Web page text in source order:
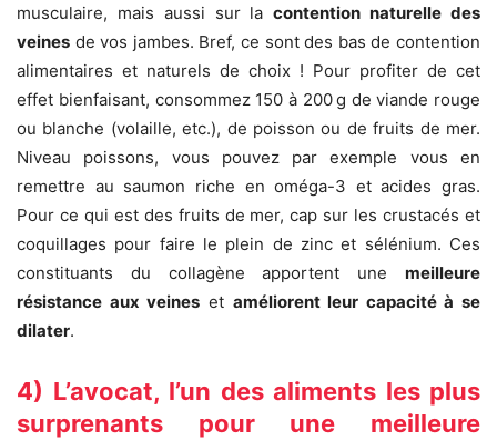
musculaire, mais aussi sur lacontention naturelle des
veines de vos jambes. Bref, ce sont des bas de contention
alimentaires et naturels de choix ! Pour profiter de cet
effet bienfaisant, consommez 150 à 200 g de viande rouge
ou blanche (volaille, etc.), de poisson ou de fruits de mer.
Niveau poissons, vous pouvez par exemple vous en
remettre au saumon riche en oméga-3 et acides gras.
Pour ce qui est des fruits de mer, cap sur les crustacés et
coquillages pour faire le plein de zinc et sélénium. Ces
constituants du collagène apportent une meilleure
résistance aux veines et améliorent leur capacité à se
dilater.
4) L’avocat, l’un des aliments les plus
surprenants pour une meilleure